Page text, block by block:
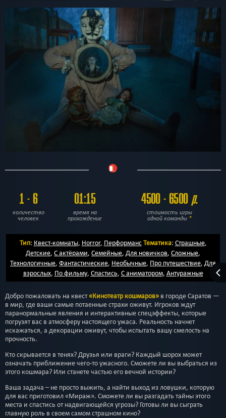
1 - 6
количество
человек
01:15
время на
прохождение
4500 - 6500 р.
стоимость игры
одной команды *
Тип: Квест-комнаты, Horror, ПерформансТематика: Страшные,
Детские, С актёрами, Семейные, Для новичков, Сложные,
Технологичные, Фантастические, Необычные, Про путешествие, Для
взрослых, По фильму, Спастись, С аниматором, Антуражные
Добро пожаловать на квест«Кинотеатр кошмаров» в городе Саратов —
в мир, где ваши самые потаенные страхи оживут. Игроков ждут
паранормальные явления и интерактивные спецэффекты, которые
погрузят вас в атмосферу настоящего ужаса. Реальность начнет
искажаться, а декорации оживут, чтобы испытать вашу смелость на
прочность.
Кто скрывается в тенях? Друзья или враги? Каждый шорох может
означать приближение чего-то ужасного. Сможете ли вы выбраться из
этого кошмара? Или станете частью его вечной истории?
Ваша задача – не просто выжить, а найти выход из ловушки, которую
для вас приготовил «Мираж». Сможете ли вы разгадать тайны этого
места и спастись от надвигающейся угрозы? Готовы ли вы сыграть
главную роль в своем самом страшном кино?